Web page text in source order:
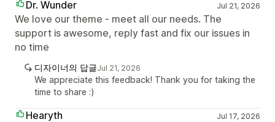
Dr. Wunder Jul 21, 2026
We love our theme - meet all our needs. The
support is awesome, reply fast and fix our issues in
no time
디자이너의 답글Jul 21, 2026
We appreciate this feedback! Thank you for taking the
time to share :)
Hearyth Jul 17, 2026